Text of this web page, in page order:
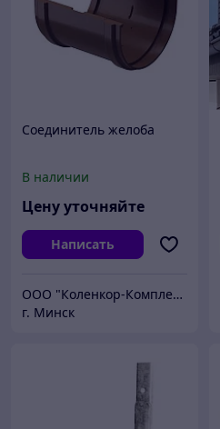
Соединитель желоба
В наличии
Цену уточняйте
Написать
ООО "Коленкор-Комплект"
г. Минск